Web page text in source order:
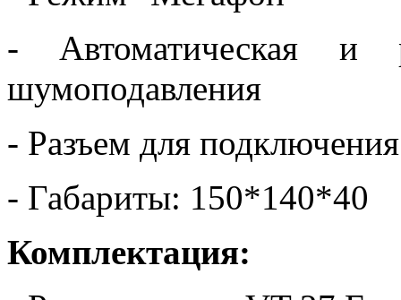
- Автоматическая и
шумоподавления
- Разъем для
- Габариты: 150*140*40
Комплектация: